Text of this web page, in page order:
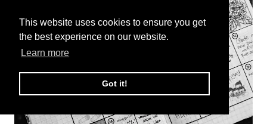
This website uses cookies to ensure you get
the best experience on our website.
Learn more
Got it!